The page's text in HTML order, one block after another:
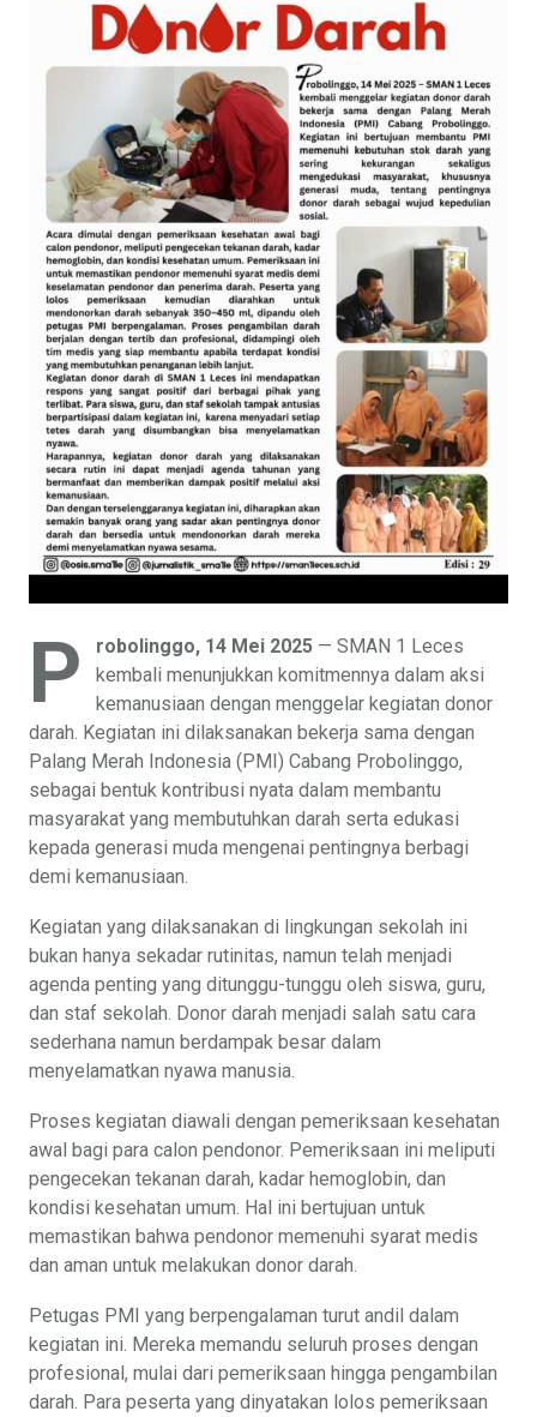
P robolinggo, 14 Mei 2025 — SMAN 1 Leces
kembali menunjukkan komitmennya dalam aksi
kemanusiaan dengan menggelar kegiatan donor
darah. Kegiatan ini dilaksanakan bekerja sama dengan
Palang Merah Indonesia (PMI) Cabang Probolinggo,
sebagai bentuk kontribusi nyata dalam membantu
masyarakat yang membutuhkan darah serta edukasi
kepada generasi muda mengenai pentingnya berbagi
demi kemanusiaan.
Kegiatan yang dilaksanakan di lingkungan sekolah ini
bukan hanya sekadar rutinitas, namun telah menjadi
agenda penting yang ditunggu-tunggu oleh siswa, guru,
dan staf sekolah. Donor darah menjadi salah satu cara
sederhana namun berdampak besar dalam
menyelamatkan nyawa manusia.
Proses kegiatan diawali dengan pemeriksaan kesehatan
awal bagi para calon pendonor. Pemeriksaan ini meliputi
pengecekan tekanan darah, kadar hemoglobin, dan
kondisi kesehatan umum. Hal ini bertujuan untuk
memastikan bahwa pendonor memenuhi syarat medis
dan aman untuk melakukan donor darah.
Petugas PMI yang berpengalaman turut andil dalam
kegiatan ini. Mereka memandu seluruh proses dengan
profesional, mulai dari pemeriksaan hingga pengambilan
darah. Para peserta yang dinyatakan lolos pemeriksaan